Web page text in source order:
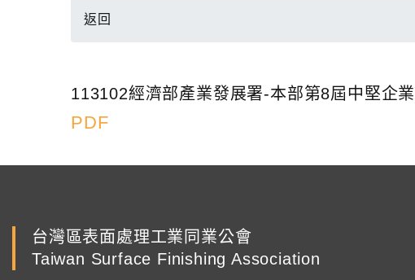
返回
113102經濟部產業發展署-本部第8屆中堅企
PDF
台灣區表面處理工業同業公會
Taiwan Surface Finishing Association